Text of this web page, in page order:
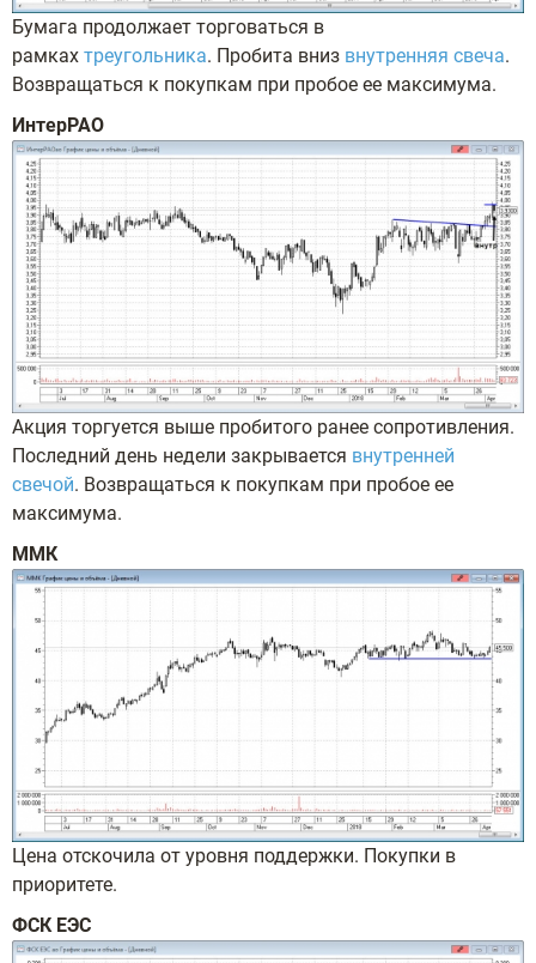
Бумага продолжает торговаться в
рамках треугольника. Пробита вниз внутренняя свеча.
Возвращаться к покупкам при пробое ее максимума.
ИнтерРАО
Акция торгуется выше пробитого ранее сопротивления.
Последний день недели закрывается внутренней
свечой. Возвращаться к покупкам при пробое ее
максимума.
ММК
Цена отскочила от уровня поддержки. Покупки в
приоритете.
ФСК ЕЭС